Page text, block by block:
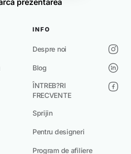
prezentarea
INFO
Despre noi
Blog
ÎNTREB?RI
FRECVENTE
Sprijin
Pentru designeri
Program de afiliere